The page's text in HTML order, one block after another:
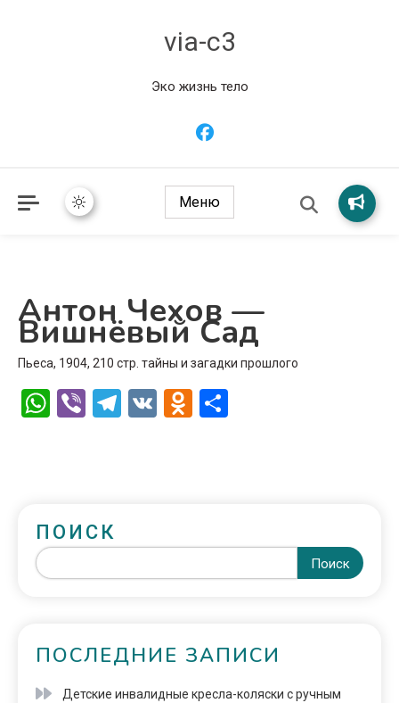
via-c3
Эко жизнь тело
Меню
Антон Чехов —
Вишнёвый Сад
Пьеса, 1904, 210 стр. тайны и загадки прошлого
WhatsApp
ViberTelegram
VK Odnoklassniki
ПОИСК
Поиск
ПОСЛЕДНИЕ ЗАПИСИ
Детские инвалидные кресла-коляски с ручным